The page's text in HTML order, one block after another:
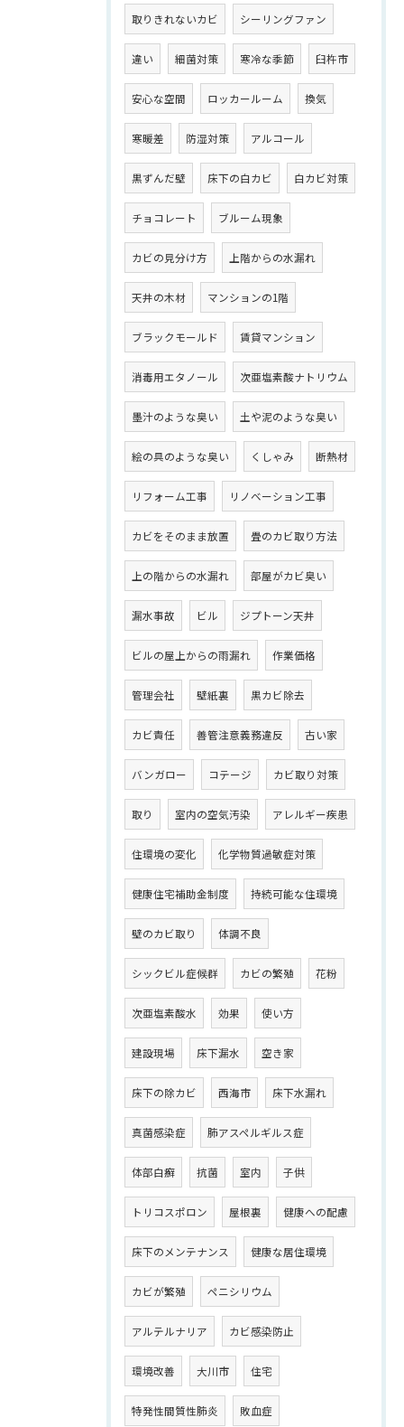
取りきれないカビ シーリングファン
違い 細菌対策 寒冷な季節 臼杵市
安心な空間 ロッカールーム 換気
寒暖差 防湿対策 アルコール
黒ずんだ壁 床下の白カビ 白カビ対策
チョコレート ブルーム現象
カビの見分け方 上階からの水漏れ
天井の木材 マンションの1階
ブラックモールド 賃貸マンション
消毒用エタノール 次亜塩素酸ナトリウム
墨汁のような臭い 土や泥のような臭い
絵の具のような臭い くしゃみ 断熱材
リフォーム工事 リノベーション工事
カビをそのまま放置 畳のカビ取り方法
上の階からの水漏れ 部屋がカビ臭い
漏水事故 ビル ジプトーン天井
ビルの屋上からの雨漏れ 作業価格
管理会社 壁紙裏 黒カビ除去
カビ責任 善管注意義務違反 古い家
バンガロー コテージ カビ取り対策
取り 室内の空気汚染 アレルギー疾患
住環境の変化 化学物質過敏症対策
健康住宅補助金制度 持続可能な住環境
壁のカビ取り 体調不良
シックビル症候群 カビの繁殖 花粉
次亜塩素酸水 効果 使い方
建設現場 床下漏水 空き家
床下の除カビ 西海市 床下水漏れ
真菌感染症 肺アスペルギルス症
体部白癬 抗菌 室内 子供
トリコスポロン 屋根裏 健康への配慮
床下のメンテナンス 健康な居住環境
カビが繁殖 ペニシリウム
アルテルナリア カビ感染防止
環境改善 大川市 住宅
特発性間質性肺炎 敗血症